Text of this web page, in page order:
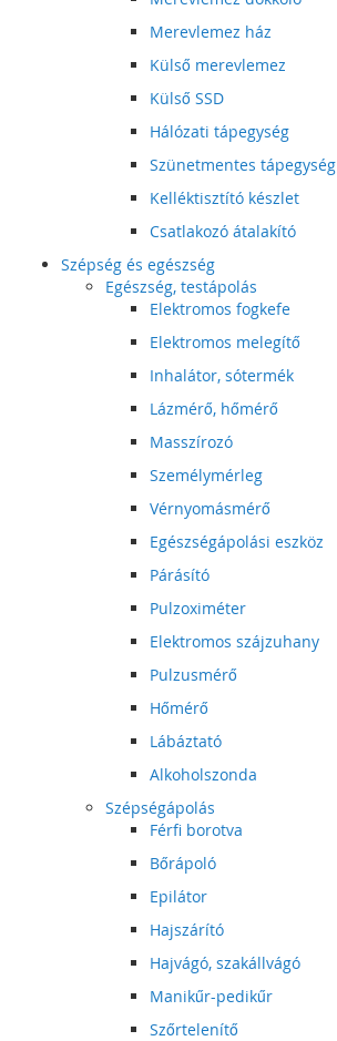
Merevlemez ház
Külső merevlemez
Külső SSD
Hálózati tápegység
Szünetmentes tápegység
Kelléktisztító készlet
Csatlakozó átalakító
Szépség és egészség
Egészség, testápolás
Elektromos fogkefe
Elektromos melegítő
Inhalátor, sótermék
Lázmérő, hőmérő
Masszírozó
Személymérleg
Vérnyomásmérő
Egészségápolási eszköz
Párásító
Pulzoximéter
Elektromos szájzuhany
Pulzusmérő
Hőmérő
Lábáztató
Alkoholszonda
Szépségápolás
Férfi borotva
Bőrápoló
Epilátor
Hajszárító
Hajvágó, szakállvágó
Manikűr-pedikűr
Szőrtelenítő